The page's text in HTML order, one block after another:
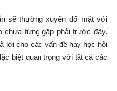
sẽ thường xuyên đối mặt với
chưa từng gặp phải trước đây.
lời cho các vấn đề hay học hỏi
biệt quan trọng với tất cả các